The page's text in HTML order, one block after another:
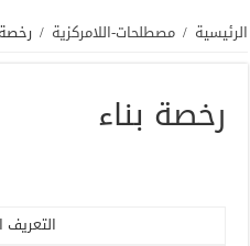
الرئيسية / مصطلحات-اللامركزية /
رخصة بناء
التعريف